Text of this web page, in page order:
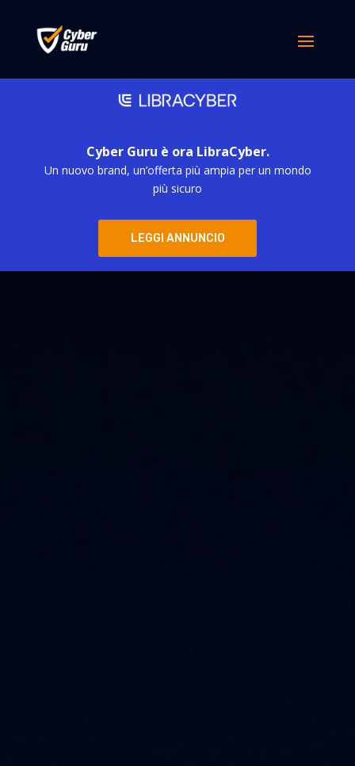
Cyber Guru è ora LibraCyber.
Un nuovo brand, un’offerta più ampia per un mondo
più sicuro
LEGGI ANNUNCIO